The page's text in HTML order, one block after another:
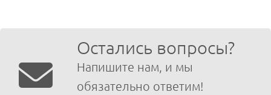
Остались вопросы?
Напишите нам, и мы
обязательно ответим!